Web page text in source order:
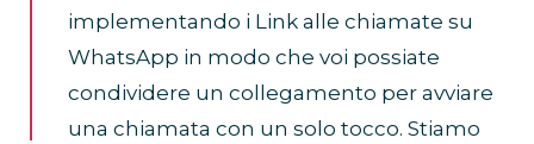
implementando i Link alle chiamate su
WhatsApp in modo che voi possiate
condividere un collegamento per avviare
una chiamata con un solo tocco. Stiamo